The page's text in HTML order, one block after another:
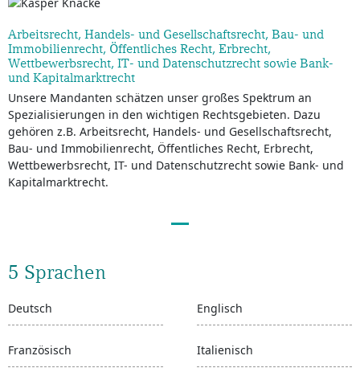
Arbeitsrecht, Handels- und Gesellschaftsrecht, Bau- und
Immobilienrecht, Öffentliches Recht, Erbrecht,
Wettbewerbsrecht, IT- und Datenschutzrecht sowie Bank-
und Kapitalmarktrecht
Unsere Mandanten schätzen unser großes Spektrum an
Spezialisierungen in den wichtigen Rechtsgebieten. Dazu
gehören z.B. Arbeitsrecht, Handels- und Gesellschaftsrecht,
Bau- und Immobilienrecht, Öffentliches Recht, Erbrecht,
Wettbewerbsrecht, IT- und Datenschutzrecht sowie Bank- und
Kapitalmarktrecht.
5 Sprachen
Deutsch Englisch
Französisch Italienisch